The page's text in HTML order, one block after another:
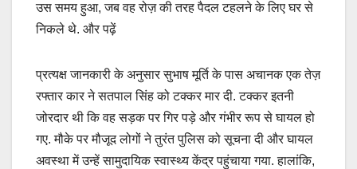
उस समय हुआ, जब वह रोज़ की तरह पैदल टहलने के लिए घर से
निकले थे. और पढ़ें
प्रत्यक्ष जानकारी के अनुसार सुभाष मूर्ति के पास अचानक एक तेज़
रफ्तार कार ने सतपाल सिंह को टक्कर मार दी. टक्कर इतनी
जोरदार थी कि वह सड़क पर गिर पड़े और गंभीर रूप से घायल हो
गए. मौके पर मौजूद लोगों ने तुरंत पुलिस को सूचना दी और घायल
अवस्था में उन्हें सामुदायिक स्वास्थ्य केंद्र पहुंचाया गया. हालांकि,